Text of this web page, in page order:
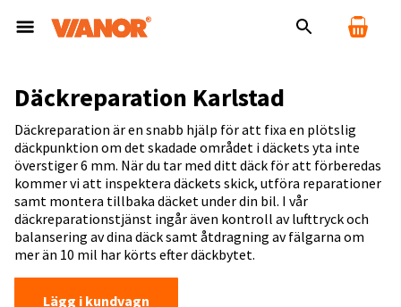
Däckreparation Karlstad
Däckreparation är en snabb hjälp för att fixa en plötslig
däckpunktion om det skadade området i däckets yta inte
överstiger 6 mm. När du tar med ditt däck för att förberedas
kommer vi att inspektera däckets skick, utföra reparationer
samt montera tillbaka däcket under din bil. I vår
däckreparationstjänst ingår även kontroll av lufttryck och
balansering av dina däck samt åtdragning av fälgarna om
mer än 10 mil har körts efter däckbytet.
Lägg i kundvagn